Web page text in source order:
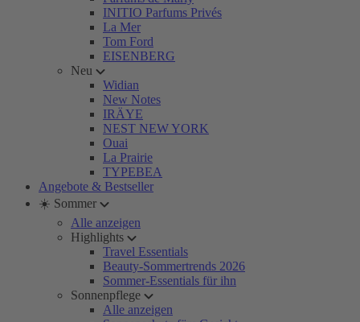
INITIO Parfums Privés
La Mer
Tom Ford
EISENBERG
Neu
Widian
New Notes
IRÄYE
NEST NEW YORK
Ouai
La Prairie
TYPEBEA
Angebote & Bestseller
☀️ Sommer
Alle anzeigen
Highlights
Travel Essentials
Beauty-Sommertrends 2026
Sommer-Essentials für ihn
Sonnenpflege
Alle anzeigen